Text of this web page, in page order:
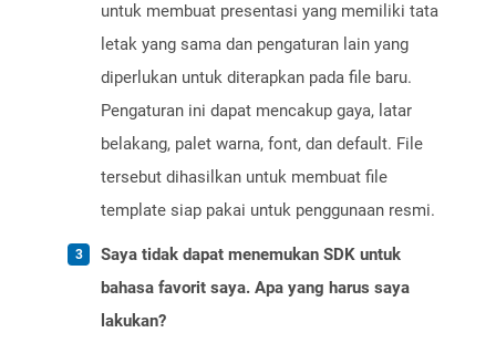
untuk membuat presentasi yang memiliki tata
letak yang sama dan pengaturan lain yang
diperlukan untuk diterapkan pada file baru.
Pengaturan ini dapat mencakup gaya, latar
belakang, palet warna, font, dan default. File
tersebut dihasilkan untuk membuat file
template siap pakai untuk penggunaan resmi.
Saya tidak dapat menemukan SDK untuk
bahasa favorit saya. Apa yang harus saya
lakukan?